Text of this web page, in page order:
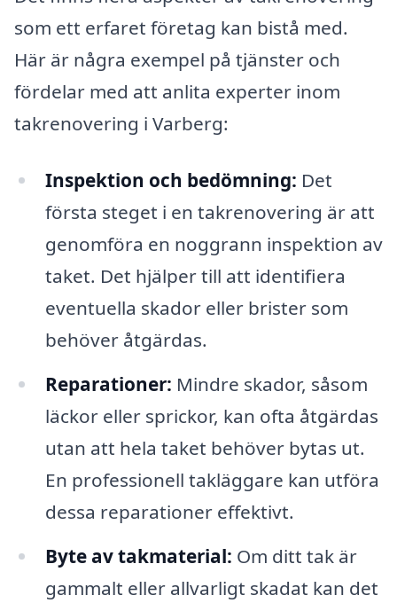
som ett erfaret företag kan bistå med.
Här är några exempel på tjänster och
fördelar med att anlita experter inom
takrenovering i Varberg:
Inspektion och bedömning: Det
första steget i en takrenovering är att
genomföra en noggrann inspektion av
taket. Det hjälper till att identifiera
eventuella skador eller brister som
behöver åtgärdas.
Reparationer: Mindre skador, såsom
läckor eller sprickor, kan ofta åtgärdas
utan att hela taket behöver bytas ut.
En professionell takläggare kan utföra
dessa reparationer effektivt.
Byte av takmaterial: Om ditt tak är
gammalt eller allvarligt skadat kan det